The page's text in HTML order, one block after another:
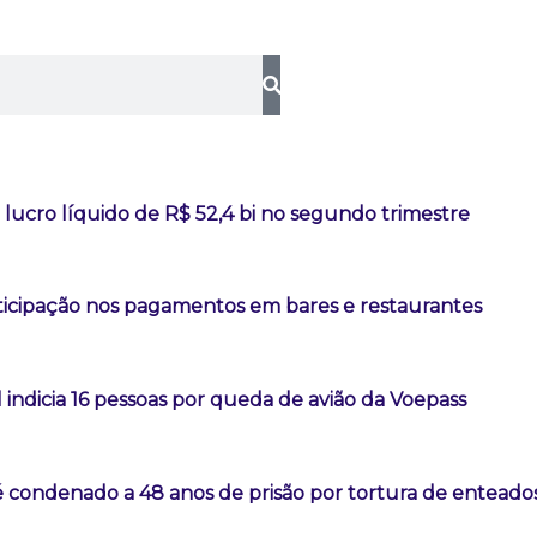
líquido de R$ 52,4 bi no segundo trimestre
nos pagamentos em bares e restaurantes
16 pessoas por queda de avião da Voepass
condenado a 48 anos de prisão por tortura de